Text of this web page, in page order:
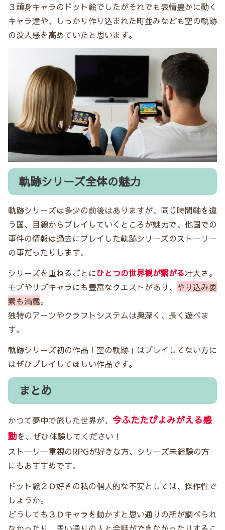
３頭身キャラのドット絵でしたがそれでも表情豊かに動く
キャラ達や、しっかり作り込まれた町並みなども空の軌跡
の没入感を高めていたと思います。
軌跡シリーズ全体の魅力
軌跡シリーズは多少の前後はありますが、同じ時間軸を違
う国、目線からプレイしていくところが魅力で、他国での
事件の情報は過去にプレイした軌跡シリーズのストーリー
の事だったりします。
シリーズを重ねるごとにひとつの世界観が繋がる壮大さ。
モブやサブキャラにも豊富なクエストがあり、 やり込み要
素も満載。
独特のアーツやクラフトシステムは奥深く、長く遊べま
す。
軌跡シリーズ初の作品「空の軌跡」はプレイしてない方に
はぜひプレイしてほしい作品です。
まとめ
かつて夢中で旅した世界が、 今ふたたびよみがえる感
動を、ぜひ体験してください！
ストーリー重視のRPGが好きな方、シリーズ未経験の方
にもおすすめです。
ドット絵２Ｄ好きの私の個人的な不安としては、操作性で
しょうか。
どうしても３Ｄキャラを動かすと思い通りの所が調べられ